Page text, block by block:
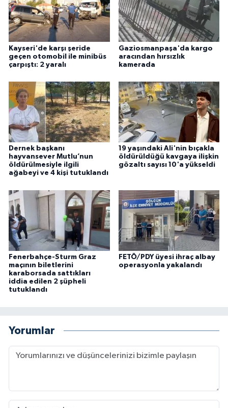
Kayseri'de karşı şeride
geçen otomobil ile minibüs
çarpıştı: 2 yaralı
Gaziosmanpaşa'da kargo
aracından hırsızlık
kamerada
Dernek başkanı
hayvansever Mutlu’nun
öldürülmesiyle ilgili
ağabeyi ve 4 kişi tutuklandı
19 yaşındaki Ali'nin bıçakla
öldürüldüğü kavgaya ilişkin
gözaltı sayısı 10'a yükseldi
Fenerbahçe-Sturm Graz
maçının biletlerini
karaborsada sattıkları
iddia edilen 2 şüpheli
tutuklandı
FETÖ/PDY üyesi ihraç albay
operasyonla yakalandı
Yorumlar